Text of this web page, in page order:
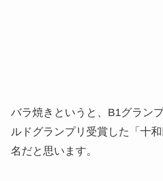
バラ焼きというと、B1グラン
ルドグランプリ受賞した「十
名だと思います。